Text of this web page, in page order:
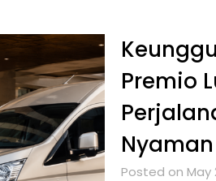
Premio
Nyaman
Posted on May